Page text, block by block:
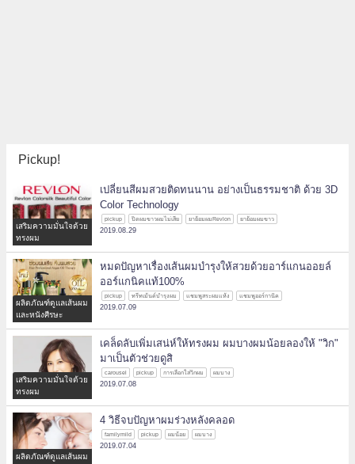
Pickup!
เสริมความมั่นใจด้วย
ทรงผม
เปลี่ยนสีผมสวยติดทนนาน อย่างเป็นธรรมชาติ ด้วย 3D
Color Technology
pickup ปิดผมขาวผมไม่เสีย ยาย้อมผมRevlon ยาย้อมผมขาว
2019.08.29
ผลิตภัณฑ์ดูแลเส้นผม
และหนังศีรษะ
หมดปัญหาเรื่องเส้นผมบำรุงให้สวยด้วยอาร์แกนออยล์
ออร์แกนิคแท้100%
pickup ทรีทเม้นต์บำรุงผม แชมพูสระผมแห้ง แชมพูออร์กานิค
2019.07.09
เสริมความมั่นใจด้วย
ทรงผม
เคล็ดลับเพิ่มเสน่ห์ให้ทรงผม ผมบางผมน้อยลองให้ "วิก"
มาเป็นตัวช่วยดูสิ
carousel pickup การเลือกใส่วิกผม ผมบาง
2019.07.08
ผลิตภัณฑ์ดูแลเส้นผม
4 วิธีจบปัญหาผมร่วงหลังคลอด
familymild pickup ผมน้อย ผมบาง
2019.07.04